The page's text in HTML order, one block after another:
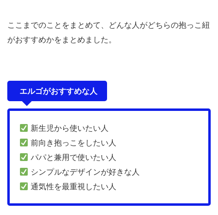
ここまでのことをまとめて、どんな人がどちらの抱っこ紐
がおすすめかをまとめました。
エルゴがおすすめな人
新生児から使いたい人
前向き抱っこをしたい人
パパと兼用で使いたい人
シンプルなデザインが好きな人
通気性を最重視したい人